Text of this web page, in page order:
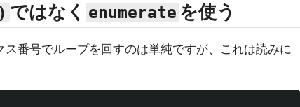
ではなく enumerate を使う
ス番号でループを回すのは単純ですが、これは読みに